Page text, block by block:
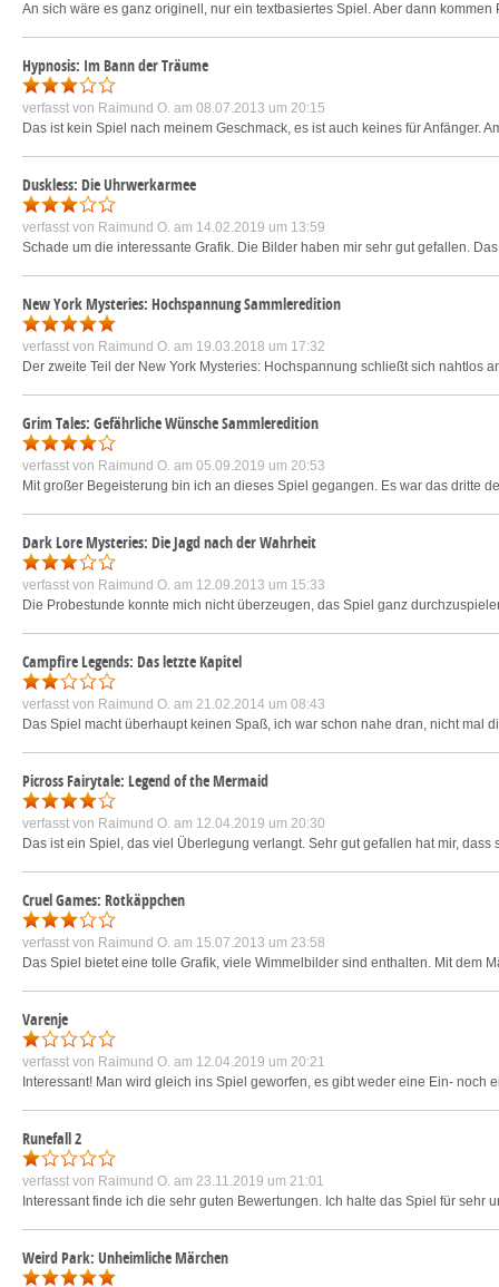
An sich wäre es ganz originell, nur ein textbasiertes Spiel. Aber dann
Hypnosis: Im Bann der Träume
verfasst von Raimund O. am 08.07.2013 um 20:15
Das ist kein Spiel nach meinem Geschmack, es ist auch keines für Anfänger.
Duskless: Die Uhrwerkarmee
verfasst von Raimund O. am 14.02.2019 um 13:59
Schade um die interessante Grafik. Die Bilder haben mir sehr gut gefallen.
New York Mysteries: Hochspannung Sammleredition
verfasst von Raimund O. am 19.03.2018 um 17:32
Der zweite Teil der New York Mysteries: Hochspannung schließt sich nahtlos
Grim Tales: Gefährliche Wünsche Sammleredition
verfasst von Raimund O. am 05.09.2019 um 20:53
Mit großer Begeisterung bin ich an dieses Spiel gegangen. Es war das dritte
Dark Lore Mysteries: Die Jagd nach der Wahrheit
verfasst von Raimund O. am 12.09.2013 um 15:33
Die Probestunde konnte mich nicht überzeugen, das Spiel ganz
Campfire Legends: Das letzte Kapitel
verfasst von Raimund O. am 21.02.2014 um 08:43
Das Spiel macht überhaupt keinen Spaß, ich war schon nahe dran, nicht mal
Picross Fairytale: Legend of the Mermaid
verfasst von Raimund O. am 12.04.2019 um 20:30
Das ist ein Spiel, das viel Überlegung verlangt. Sehr gut gefallen hat mir,
Cruel Games: Rotkäppchen
verfasst von Raimund O. am 15.07.2013 um 23:58
Das Spiel bietet eine tolle Grafik, viele Wimmelbilder sind enthalten. Mit dem
Varenje
verfasst von Raimund O. am 12.04.2019 um 20:21
Interessant! Man wird gleich ins Spiel geworfen, es gibt weder eine Ein-
Runefall 2
verfasst von Raimund O. am 23.11.2019 um 21:01
Interessant finde ich die sehr guten Bewertungen. Ich halte das Spiel für
Weird Park: Unheimliche Märchen